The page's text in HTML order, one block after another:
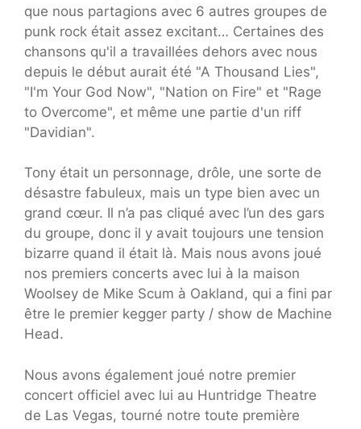
que nous partagions avec 6 autres groupes de
punk rock était assez excitant… Certaines des
chansons qu'il a travaillées dehors avec nous
depuis le début aurait été "A Thousand Lies",
"I'm Your God Now", "Nation on Fire" et "Rage
to Overcome", et même une partie d'un riff
"Davidian".
Tony était un personnage, drôle, une sorte de
désastre fabuleux, mais un type bien avec un
grand cœur. Il n’a pas cliqué avec l’un des gars
du groupe, donc il y avait toujours une tension
bizarre quand il était là. Mais nous avons joué
nos premiers concerts avec lui à la maison
Woolsey de Mike Scum à Oakland, qui a fini par
être le premier kegger party / show de Machine
Head.
Nous avons également joué notre premier
concert officiel avec lui au Huntridge Theatre
de Las Vegas, tourné notre toute première